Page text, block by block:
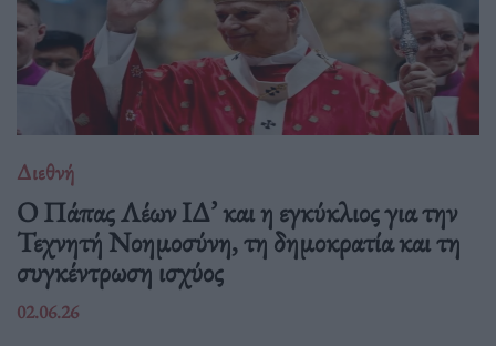
Διεθνή
Ο Πάπας Λέων ΙΔ’ και η εγκύκλιος για την
Τεχνητή Νοημοσύνη, τη δημοκρατία και τη
συγκέντρωση ισχύος
02.06.26